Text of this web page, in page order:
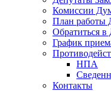
Комиссии
План работы
Обратиться
График
НПА
Контакты